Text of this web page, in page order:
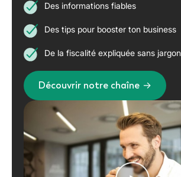
Des informations fiables
Des tips pour booster ton business
De la fiscalité expliquée sans jargon
Découvrir notre chaîne